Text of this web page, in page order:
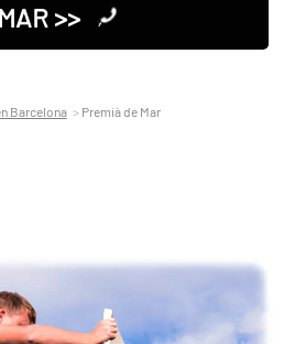
>>
Barcelona Premià de Mar